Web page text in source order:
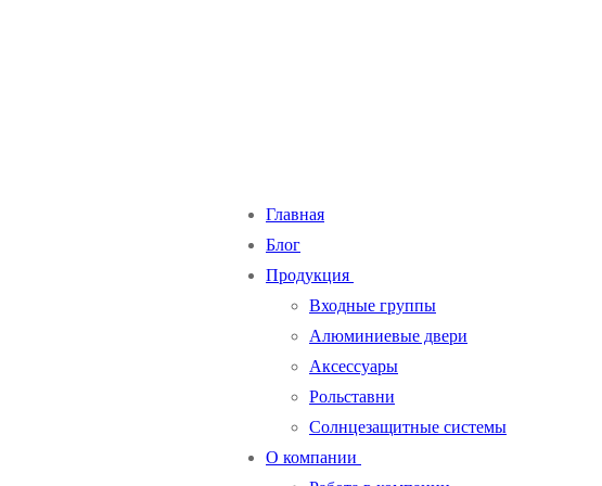
Главная
Блог
Продукция
Входные группы
Алюминиевые двери
Аксессуары
Рольставни
Солнцезащитные системы
О компании